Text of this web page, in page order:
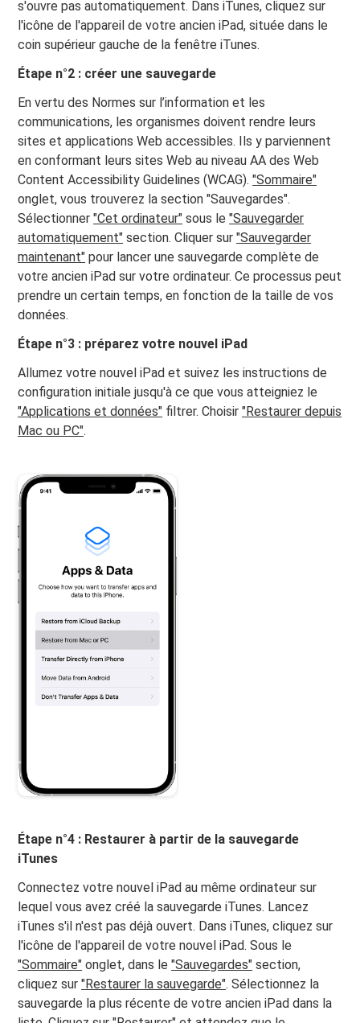
s'ouvre pas automatiquement. Dans iTunes, cliquez sur
l'icône de l'appareil de votre ancien iPad, située dans le
coin supérieur gauche de la fenêtre iTunes.
Étape n°2 : créer une sauvegarde
En vertu des Normes sur l’information et les
communications, les organismes doivent rendre leurs
sites et applications Web accessibles. Ils y parviennent
en conformant leurs sites Web au niveau AA des Web
Content Accessibility Guidelines (WCAG)."Sommaire"
onglet, vous trouverez la section "Sauvegardes".
Sélectionner"Cet ordinateur" sous le"Sauvegarder
automatiquement" section. Cliquer sur"Sauvegarder
maintenant" pour lancer une sauvegarde complète de
votre ancien iPad sur votre ordinateur. Ce processus peut
prendre un certain temps, en fonction de la taille de vos
données.
Étape n°3 : préparez votre nouvel iPad
Allumez votre nouvel iPad et suivez les instructions de
configuration initiale jusqu'à ce que vous atteigniez le
"Applications et données" filtrer. Choisir"Restaurer depuis
Mac ou PC".
Étape n°4 : Restaurer à partir de la sauvegarde
iTunes
Connectez votre nouvel iPad au même ordinateur sur
lequel vous avez créé la sauvegarde iTunes. Lancez
iTunes s'il n'est pas déjà ouvert. Dans iTunes, cliquez sur
l'icône de l'appareil de votre nouvel iPad. Sous le
"Sommaire" onglet, dans le"Sauvegardes" section,
cliquez sur"Restaurer la sauvegarde". Sélectionnez la
sauvegarde la plus récente de votre ancien iPad dans la